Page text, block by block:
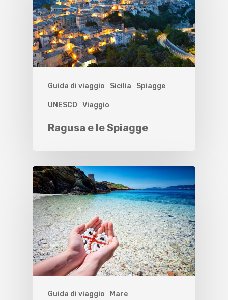
Guida di viaggio Sicilia Spiagge
UNESCO Viaggio
Ragusa e le Spiagge
Guida di viaggio Mare